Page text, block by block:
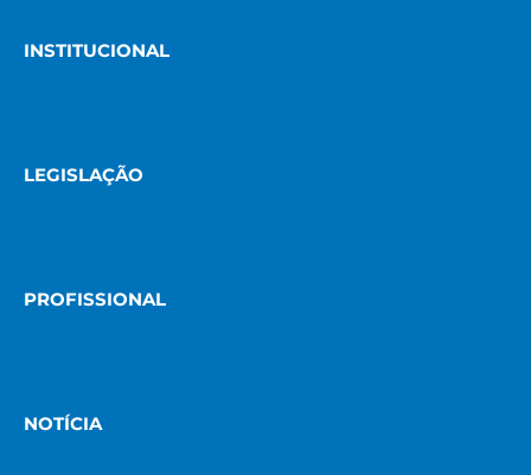
INSTITUCIONAL
LEGISLAÇÃO
PROFISSIONAL
NOTÍCIA